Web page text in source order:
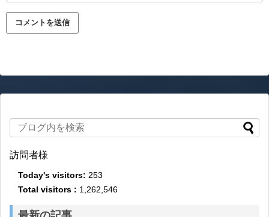
訪問者様
Today's visitors: 253
Total visitors : 1,262,546